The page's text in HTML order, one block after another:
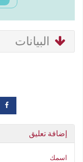
البيانات
إضافة تعليق
اسمك